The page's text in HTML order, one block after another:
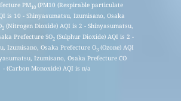
PM10(PM10 (Respirable particulate
is 10 - Shinyasumatsu, Izumisano, Osaka
2(Nitrogen Dioxide) AQI is 2 - Shinyasumatsu,
Prefecture SO 2(Sulphur Dioxide) AQI is 2 -
Izumisano, Osaka Prefecture O 3(Ozone) AQI
Izumisano, Osaka Prefecture CO
(Carbon Monoxide) AQI is n/a -